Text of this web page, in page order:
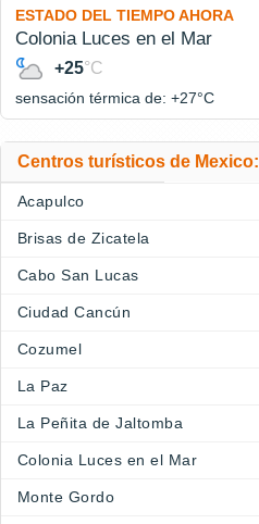
ESTADO DEL TIEMPO AHORA
Colonia Luces en el Mar
+25°C
sensación térmica de: +27°C
Centros turísticos de Mexico:
Acapulco
Brisas de Zicatela
Cabo San Lucas
Ciudad Cancún
Cozumel
La Paz
La Peñita de Jaltomba
Colonia Luces en el Mar
Monte Gordo